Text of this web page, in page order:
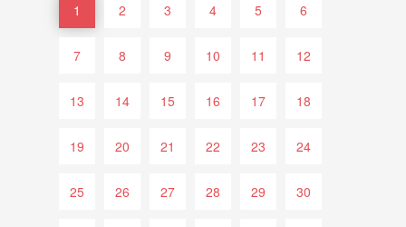
1 2 3 4 5 6
7 8 9 10 11 12
13 14 15 16 17 18
19 20 21 22 23 24
25 26 27 28 29 30